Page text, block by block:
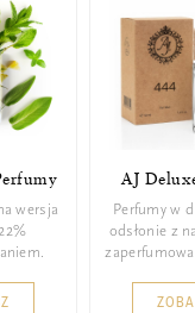
wersja
AJ
Perfumy w
odsłonie z